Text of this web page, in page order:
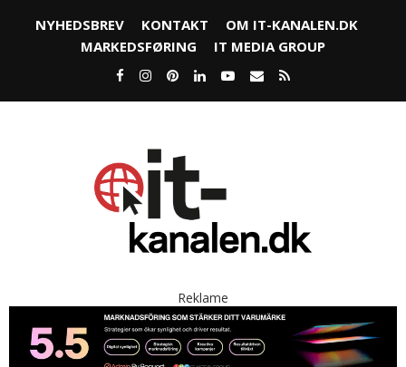
NYHEDSBREV KONTAKT
OM IT-KANALEN.DK
MARKEDSFØRING
IT MEDIA GROUP
Reklame